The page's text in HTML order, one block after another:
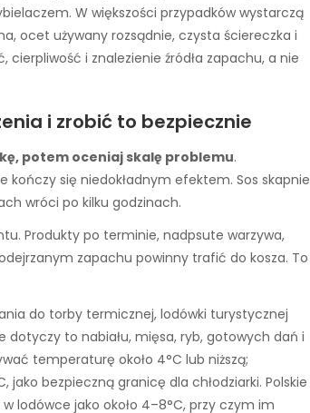
W większości przypadków wystarczą
ocet używany rozsądnie, czysta ściereczka i
cierpliwość i znalezienie źródła zapachu, a nie
i zrobić to bezpiecznie
potem oceniaj skalę problemu.
kończy się niedokładnym efektem. Sos skapnie
wróci po kilku godzinach.
Produkty po terminie, nadpsute warzywa,
zapachu powinny trafić do kosza. To
do torby termicznej, lodówki turystycznej
dotyczy to nabiału, mięsa, ryb, gotowych dań i
temperaturę około 4°C lub niższą;
jako bezpieczną granicę dla chłodziarki. Polskie
lodówce jako około 4–8°C, przy czym im